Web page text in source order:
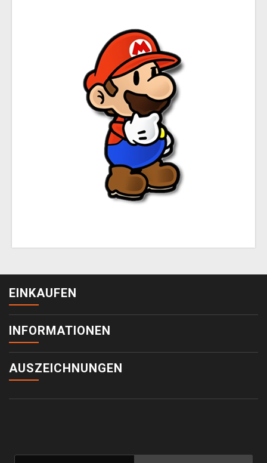
EINKAUFEN
INFORMATIONEN
AUSZEICHNUNGEN